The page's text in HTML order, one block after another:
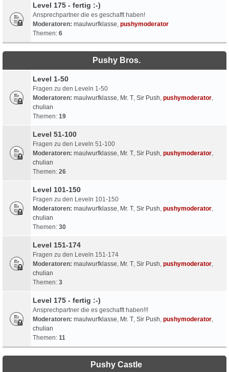
Level 175 - fertig :-)
Ansprechpartner die es geschafft haben!
Moderatoren: maulwurfklasse, pushymoderator
Themen: 6
Pushy Bros.
Level 1-50
Fragen zu den Leveln 1-50
Moderatoren: maulwurfklasse, Mr. T, Sir Push, pushymoderator,
chulian
Themen: 19
Level 51-100
Fragen zu den Leveln 51-100
Moderatoren: maulwurfklasse, Mr. T, Sir Push, pushymoderator,
chulian
Themen: 26
Level 101-150
Fragen zu den Leveln 101-150
Moderatoren: maulwurfklasse, Mr. T, Sir Push, pushymoderator,
chulian
Themen: 30
Level 151-174
Fragen zu den Leveln 151-174
Moderatoren: maulwurfklasse, Mr. T, Sir Push, pushymoderator,
chulian
Themen: 3
Level 175 - fertig :-)
Ansprechpartner die es geschafft haben!!!
Moderatoren: maulwurfklasse, Mr. T, Sir Push, pushymoderator,
chulian
Themen: 11
Pushy Castle